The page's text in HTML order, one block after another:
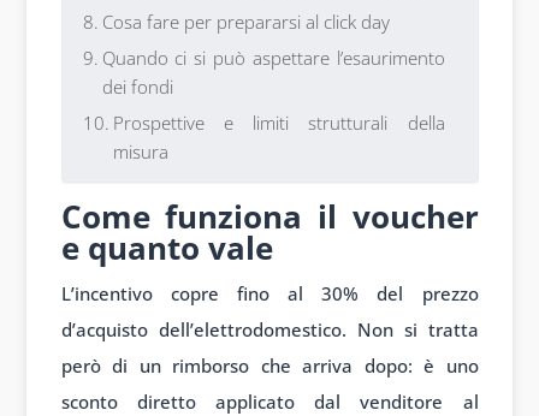
Cosa fare per prepararsi al click day
Quando ci si può aspettare l’esaurimento
dei fondi
Prospettive e limiti strutturali della
misura
Come funziona il voucher
e quanto vale
L’incentivo copre fino al 30% del prezzo
d’acquisto dell’elettrodomestico. Non si tratta
però di un rimborso che arriva dopo: è uno
sconto diretto applicato dal venditore al